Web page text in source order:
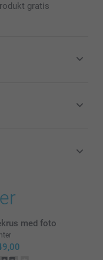
gratis
med foto